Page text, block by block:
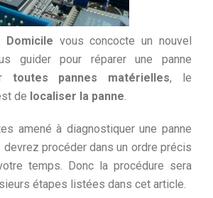
Domicile vous concocte un nouvel
guider pour réparer une panne
toutes pannes matérielles, le
de localiser la panne.
amené à diagnostiquer une panne
devrez procéder dans un ordre précis
temps. Donc la procédure sera
étapes listées dans cet article.